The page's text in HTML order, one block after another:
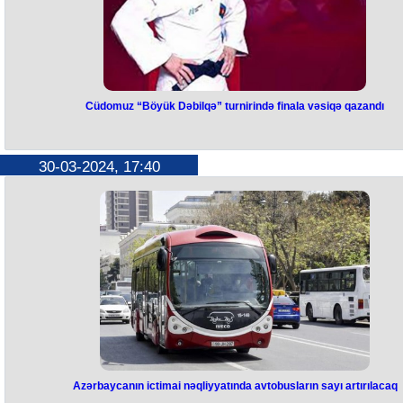
turnirində finala vəsiqə qazandı
şəhərində keçirilən “Böyük Dəbilqə” turnirinin finalına vəsiqə
73 kiloqramda mübarizə aparan idmançı yarımfinalda türkiyəli Umalt
Dəmirəli məğlub edib. Onun həlledici görüşdəki rəqibi moldovalı Adil
Osmanov olacaq.
73 kiloqramda çıxış edən digər cüdoçu Vüsal Qələndərzadə kiprli
Kiprianos Andreuya, 81 kiloqramda yarışan Ömər Rəcəbli isə
portuqaliyalı Joau Fernanduya məğlub olaraq turnirlə vidalaşıb.
Qeyd edək ki, martın 31-dək davam edəcək “Böyük Dəbilqə”
Azərbaycan 9 cüdoçu ilə təmsil olunur.
Cüdomuz “Böyük Dəbilqə” turnirində finala vəsiqə qazandı
30-03-2024, 17:40
Azərbaycanın ictimai nəqliyyatında avtobusların sayı artırılacaq